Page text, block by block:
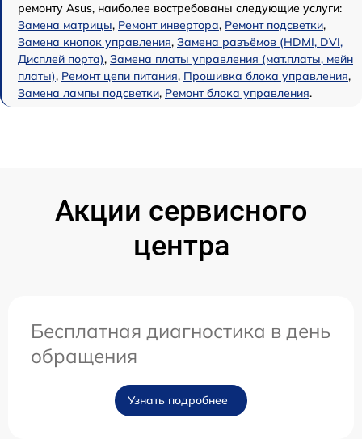
ремонту Asus, наиболее востребованы следующие услуги:
Замена матрицы, Ремонт инвертора, Ремонт подсветки,
Замена кнопок управления, Замена разъёмов (HDMI, DVI,
Дисплей порта), Замена платы управления (мат.платы, мейн
платы), Ремонт цепи питания, Прошивка блока управления,
Замена лампы подсветки, Ремонт блока управления.
Акции сервисного
центра
Бесплатная диагностика в день
обращения
Узнать подробнее